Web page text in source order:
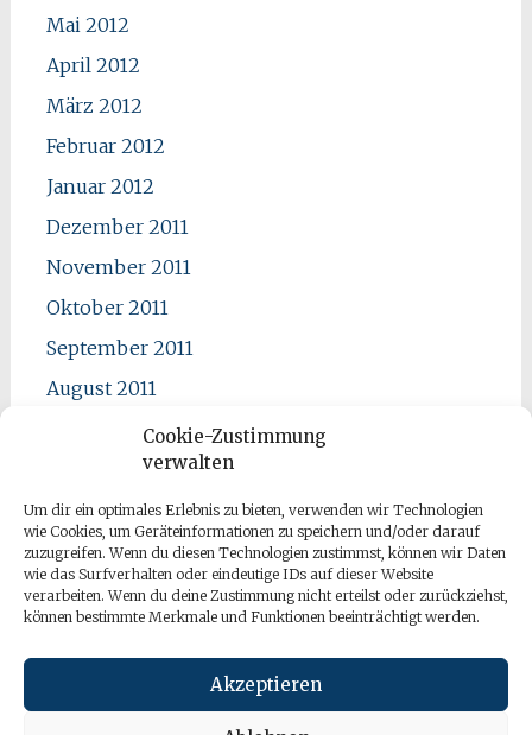
Cookie-Zustimmung
verwalten
Um dir ein optimales Erlebnis zu bieten, verwenden wir Technologien
wie Cookies, um Geräteinformationen zu speichern und/oder darauf
zuzugreifen. Wenn du diesen Technologien zustimmst, können wir Daten
wie das Surfverhalten oder eindeutige IDs auf dieser Website
verarbeiten. Wenn du deine Zustimmung nicht erteilst oder zurückziehst,
können bestimmte Merkmale und Funktionen beeinträchtigt werden.
Akzeptieren
Mai 2012
April 2012
März 2012
Februar 2012
Januar 2012
Dezember 2011
November 2011
Oktober 2011
September 2011
August 2011
Mai 2011
April 2011